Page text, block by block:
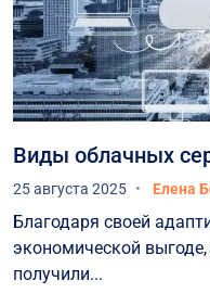
Виды облачных
25 августа 2025 Елена
Благодаря своей
экономической
получили...